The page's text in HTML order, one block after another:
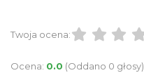
Twoja ocena:
Ocena: 0.0 (Oddano 0 głosy)